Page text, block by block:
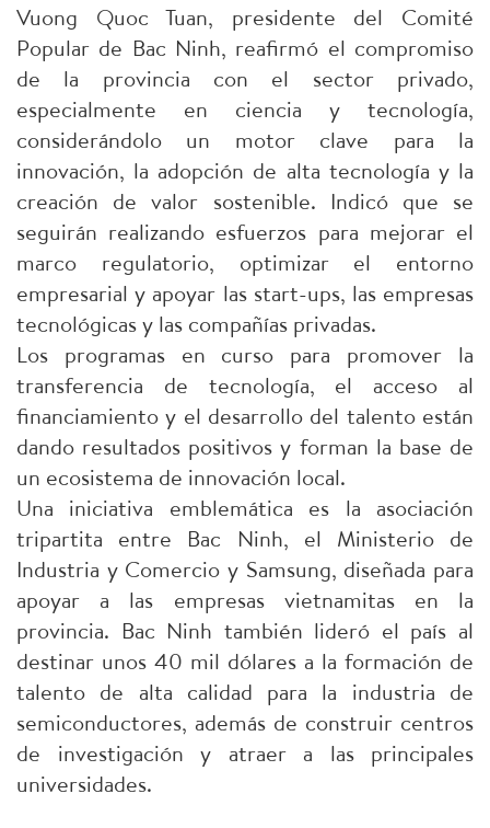
Vuong Quoc Tuan, presidente del Comité
Popular de Bac Ninh, reafirmó el compromiso
de la provincia con el sector privado,
especialmente en ciencia y tecnología,
considerándolo un motor clave para la
innovación, la adopción de alta tecnología y la
creación de valor sostenible. Indicó que se
seguirán realizando esfuerzos para mejorar el
marco regulatorio, optimizar el entorno
empresarial y apoyar las start-ups, las empresas
tecnológicas y las compañías privadas.
Los programas en curso para promover la
transferencia de tecnología, el acceso al
financiamiento y el desarrollo del talento están
dando resultados positivos y forman la base de
un ecosistema de innovación local.
Una iniciativa emblemática es la asociación
tripartita entre Bac Ninh, el Ministerio de
Industria y Comercio y Samsung, diseñada para
apoyar a las empresas vietnamitas en la
provincia. Bac Ninh también lideró el país al
destinar unos 40 mil dólares a la formación de
talento de alta calidad para la industria de
semiconductores, además de construir centros
de investigación y atraer a las principales
universidades.